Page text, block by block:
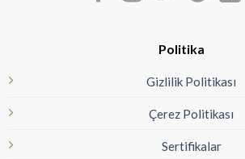
Politika
Gizlilik Politikası
Çerez Politikası
Sertifikalar